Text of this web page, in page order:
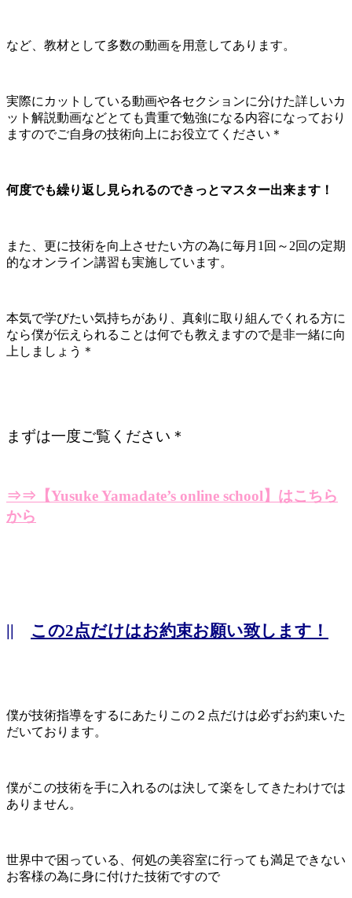
など、教材として多数の動画を用意してあります。
実際にカットしている動画や各セクションに分けた詳しいカ
ット解説動画などとても貴重で勉強になる内容になっており
ますのでご自身の技術向上にお役立てください＊
何度でも繰り返し見られるのできっとマスター出来ます！
また、更に技術を向上させたい方の為に毎月1回～2回の定期
的なオンライン講習も実施しています。
本気で学びたい気持ちがあり、真剣に取り組んでくれる方に
なら僕が伝えられることは何でも教えますので是非一緒に向
上しましょう＊
まずは一度ご覧ください＊
⇒⇒【Yusuke Yamadate’s online school】はこちら
から
|| この2点だけはお約束お願い致します！
僕が技術指導をするにあたりこの２点だけは必ずお約束いた
だいております。
僕がこの技術を手に入れるのは決して楽をしてきたわけでは
ありません。
世界中で困っている、何処の美容室に行っても満足できない
お客様の為に身に付けた技術ですので